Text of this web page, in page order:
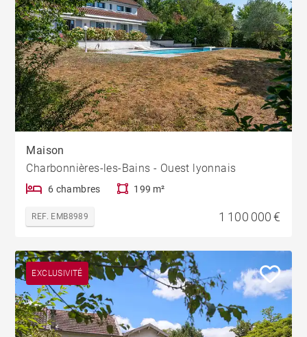
Maison
Charbonnières-les-Bains - Ouest lyonnais
6 chambres 199 m²
REF. EMB8989 1 100 000 €
EXCLUSIVITÉ